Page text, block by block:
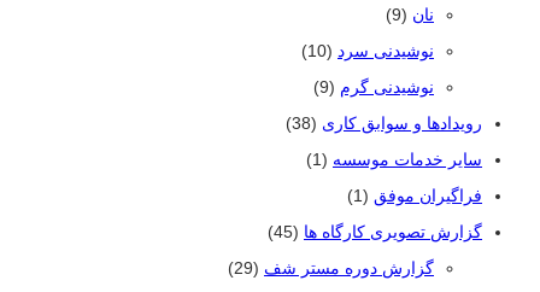
نان (9)
نوشیدنی سرد (10)
نوشیدنی گرم (9)
رویدادها و سوابق کاری (38)
سایر خدمات موسسه (1)
فراگیران موفق (1)
گزارش تصویری کارگاه ها (45)
گزارش دوره مستر شف (29)